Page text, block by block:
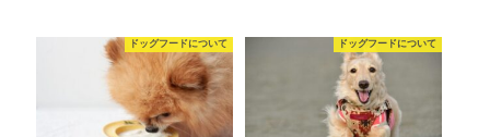
ドッグフードについて ドッグフードについて